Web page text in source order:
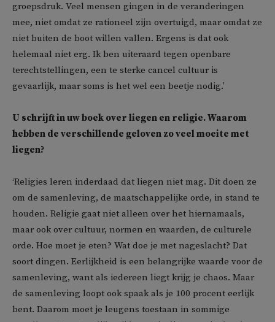
groepsdruk. Veel mensen gingen in de veranderingen
mee, niet omdat ze rationeel zijn overtuigd, maar omdat ze
niet buiten de boot willen vallen. Ergens is dat ook
helemaal niet erg. Ik ben uiteraard tegen openbare
terechtstellingen, een te sterke cancel cultuur is
gevaarlijk, maar soms is het wel een beetje nodig.’
U schrijft in uw boek over liegen en religie. Waarom
hebben de verschillende geloven zo veel moeite met
liegen?
‘Religies leren inderdaad dat liegen niet mag. Dit doen ze
om de samenleving, de maatschappelijke orde, in stand te
houden. Religie gaat niet alleen over het hiernamaals,
maar ook over cultuur, normen en waarden, de culturele
orde. Hoe moet je eten? Wat doe je met nageslacht? Dat
soort dingen. Eerlijkheid is een belangrijke waarde voor de
samenleving, want als iedereen liegt krijg je chaos. Maar
de samenleving loopt ook spaak als je 100 procent eerlijk
bent. Daarom moet je leugens toestaan in sommige